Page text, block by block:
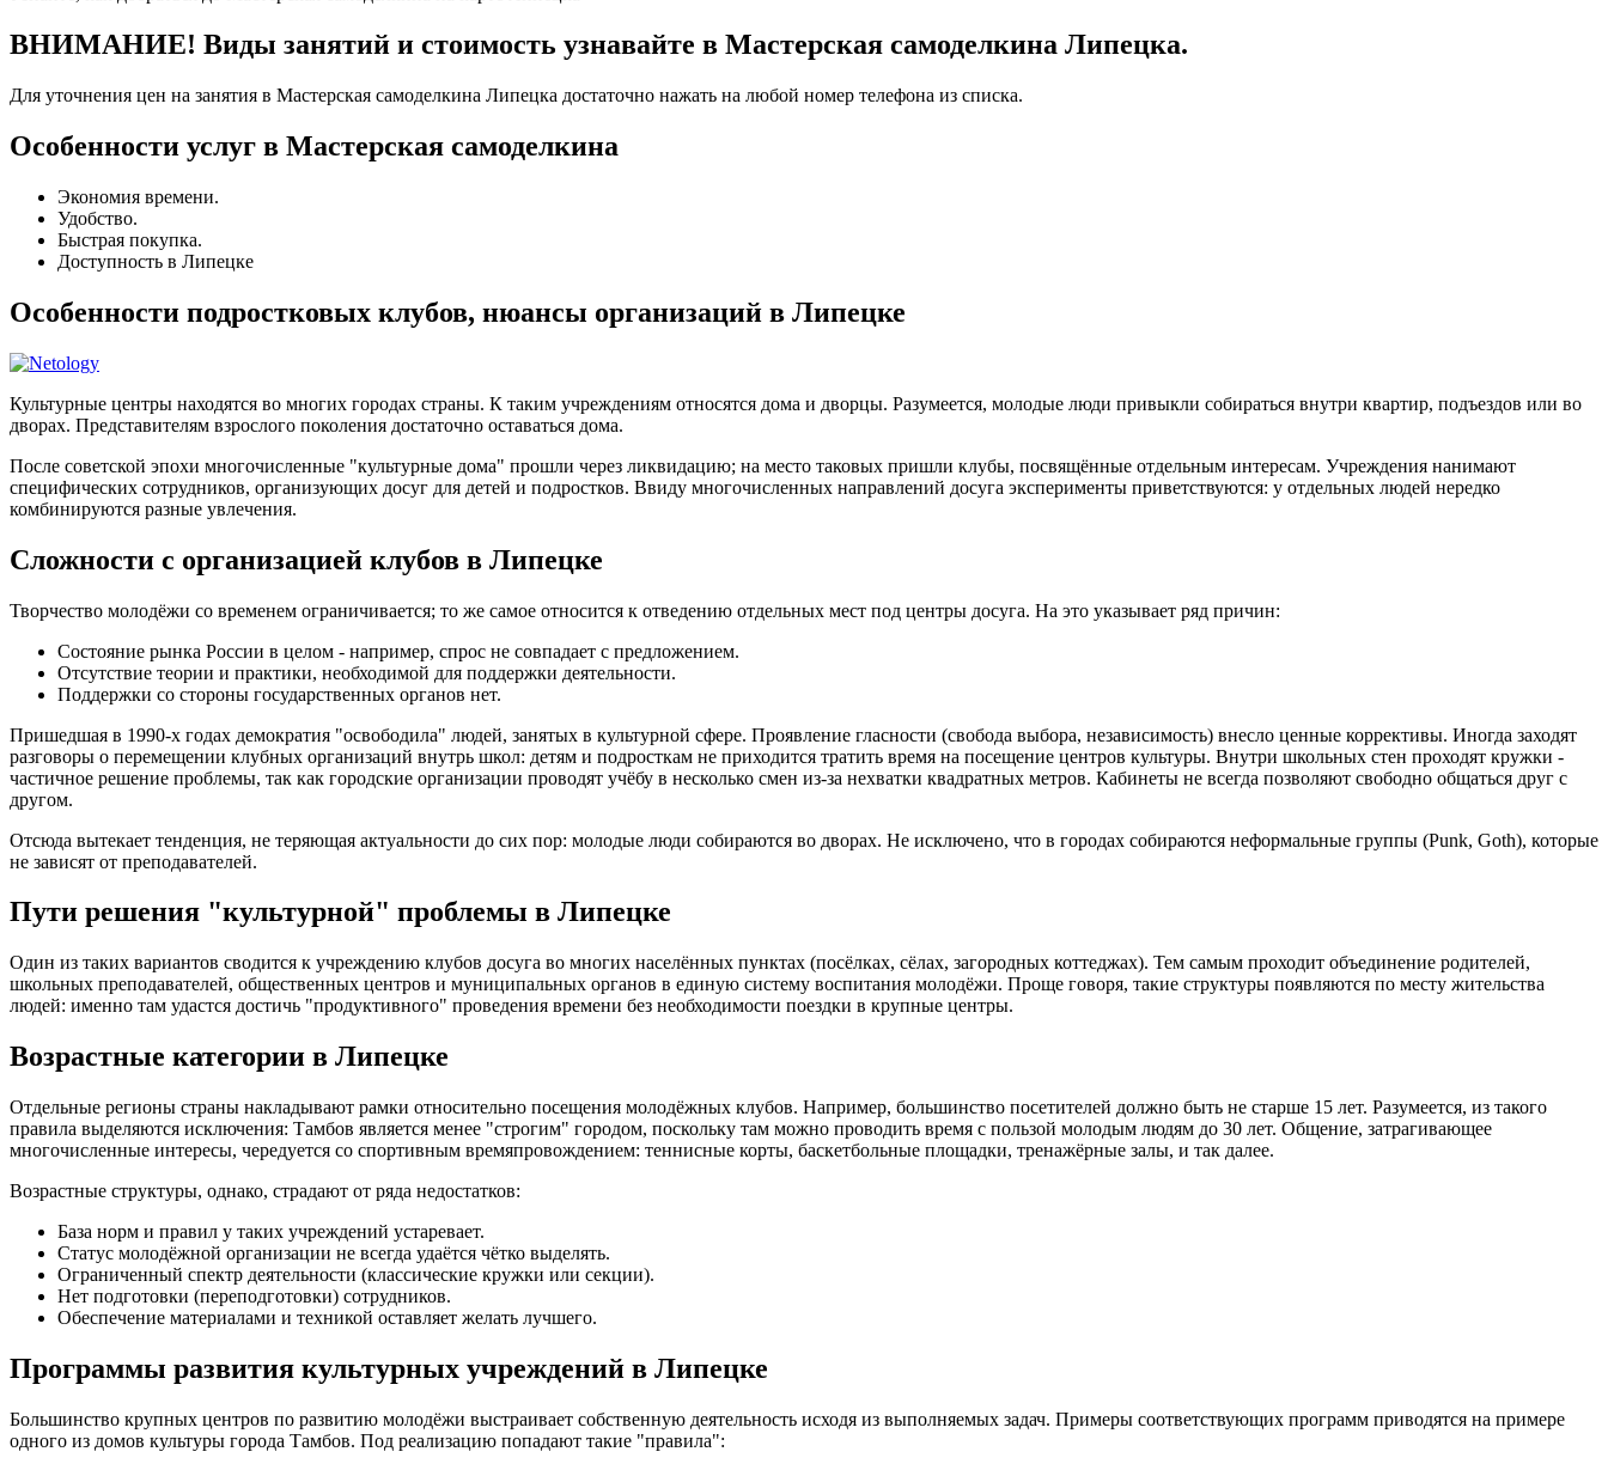
ВНИМАНИЕ! Виды занятий и стоимость узнавайте в Мастерская самоделкина Липецка.
Для уточнения цен на занятия в Мастерская самоделкина Липецка достаточно нажать на любой номер телефона из списка.
Особенности услуг в Мастерская самоделкина
Экономия времени.
Удобство.
Быстрая покупка.
Доступность в Липецке
Особенности подростковых клубов, нюансы организаций в Липецке
Культурные центры находятся во многих городах страны. К таким учреждениям относятся дома и дворцы. Разумеется, молодые люди привыкли собираться внутри квартир, подъездов или во
дворах. Представителям взрослого поколения достаточно оставаться дома.
После советской эпохи многочисленные "культурные дома" прошли через ликвидацию; на место таковых пришли клубы, посвящённые отдельным интересам. Учреждения нанимают
специфических сотрудников, организующих досуг для детей и подростков. Ввиду многочисленных направлений досуга эксперименты приветствуются: у отдельных людей нередко
комбинируются разные увлечения.
Сложности с организацией клубов в Липецке
Творчество молодёжи со временем ограничивается; то же самое относится к отведению отдельных мест под центры досуга. На это указывает ряд причин:
Состояние рынка России в целом - например, спрос не совпадает с предложением.
Отсутствие теории и практики, необходимой для поддержки деятельности.
Поддержки со стороны государственных органов нет.
Пришедшая в 1990-х годах демократия "освободила" людей, занятых в культурной сфере. Проявление гласности (свобода выбора, независимость) внесло ценные коррективы. Иногда заходят
разговоры о перемещении клубных организаций внутрь школ: детям и подросткам не приходится тратить время на посещение центров культуры. Внутри школьных стен проходят кружки -
частичное решение проблемы, так как городские организации проводят учёбу в несколько смен из-за нехватки квадратных метров. Кабинеты не всегда позволяют свободно общаться друг с
другом.
Отсюда вытекает тенденция, не теряющая актуальности до сих пор: молодые люди собираются во дворах. Не исключено, что в городах собираются неформальные группы (Punk, Goth), которые
не зависят от преподавателей.
Пути решения "культурной" проблемы в Липецке
Один из таких вариантов сводится к учреждению клубов досуга во многих населённых пунктах (посёлках, сёлах, загородных коттеджах). Тем самым проходит объединение родителей,
школьных преподавателей, общественных центров и муниципальных органов в единую систему воспитания молодёжи. Проще говоря, такие структуры появляются по месту жительства
людей: именно там удастся достичь "продуктивного" проведения времени без необходимости поездки в крупные центры.
Возрастные категории в Липецке
Отдельные регионы страны накладывают рамки относительно посещения молодёжных клубов. Например, большинство посетителей должно быть не старше 15 лет. Разумеется, из такого
правила выделяются исключения: Тамбов является менее "строгим" городом, поскольку там можно проводить время с пользой молодым людям до 30 лет. Общение, затрагивающее
многочисленные интересы, чередуется со спортивным времяпровождением: теннисные корты, баскетбольные площадки, тренажёрные залы, и так далее.
Возрастные структуры, однако, страдают от ряда недостатков:
База норм и правил у таких учреждений устаревает.
Статус молодёжной организации не всегда удаётся чётко выделять.
Ограниченный спектр деятельности (классические кружки или секции).
Нет подготовки (переподготовки) сотрудников.
Обеспечение материалами и техникой оставляет желать лучшего.
Программы развития культурных учреждений в Липецке
Большинство крупных центров по развитию молодёжи выстраивает собственную деятельность исходя из выполняемых задач. Примеры соответствующих программ приводятся на примере
одного из домов культуры города Тамбов. Под реализацию попадают такие "правила":